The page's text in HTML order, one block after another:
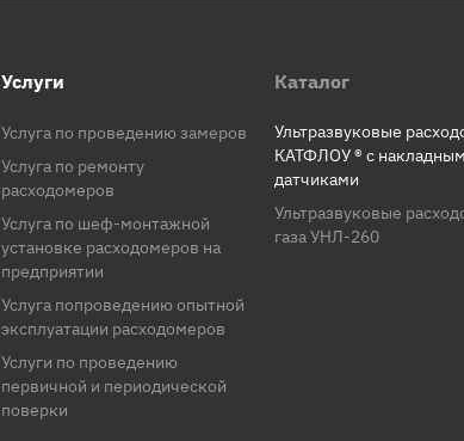
Услуги
Услуга по проведению замеров
Услуга по ремонту
расходомеров
Услуга по шеф-монтажной
установке расходомеров на
предприятии
Услуга попроведению опытной
эксплуатации расходомеров
Услуги по проведению
первичной и периодической
поверки
Каталог
Ультразвуковые
КАТФЛОУ ® с
датчиками
Ультразвуковые
газа УНЛ-260